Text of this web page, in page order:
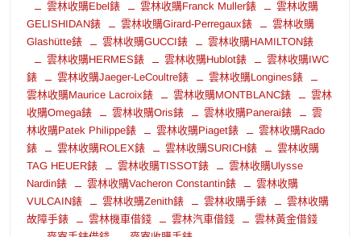
雲林收購Ebel錶
雲林收購Franck Muller錶
雲林收購
GELISHIDAN錶
雲林收購Girard-Perregaux錶
雲林收購
Glashütte錶
雲林收購GUCCI錶
雲林收購HAMILTON錶
雲林收購HERMES錶
雲林收購Hublot錶
雲林收購IWC
錶
雲林收購Jaeger-LeCoultre錶
雲林收購Longines錶
雲林收購Maurice Lacroix錶
雲林收購MONTBLANC錶
雲林
收購Omega錶
雲林收購Oris錶 雲林收購Panerai錶
雲
林收購Patek Philippe錶
雲林收購Piaget錶
雲林收購Rado
錶
雲林收購ROLEX錶 雲林收購SURICH錶
雲林收購
TAG HEUER錶
雲林收購TISSOT錶
雲林收購Ulysse
Nardin錶
雲林收購Vacheron Constantin錶
雲林收購
VULCAIN錶
雲林收購Zenith錶 雲林收購手錶
雲林收購
故障手錶
雲林機車借錢 雲林汽車借錢
雲林黃金借錢